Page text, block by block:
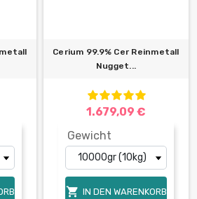
Cerium 99.9% Cer Reinmetall
Nugget...
1.679,09 €
Gewicht
 IN DEN WARENKORB